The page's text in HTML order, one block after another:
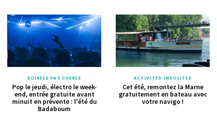
SOIRÉES PAS CHÈRES
Pop le jeudi, électro le week-
end, entrée gratuite avant
minuit en prévente : l'été du
Badaboum
ACTIVITÉS INSOLITES
Cet été, remontez la Marne
gratuitement en bateau avec
votre navigo !